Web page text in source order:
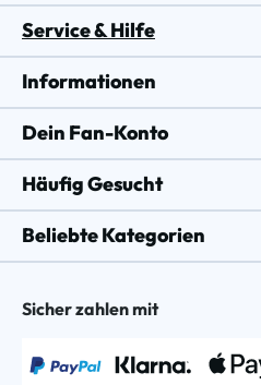
Service & Hilfe
Informationen
Dein Fan-Konto
Häufig Gesucht
Beliebte Kategorien
Sicher zahlen mit